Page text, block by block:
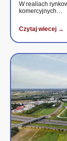
W realiach
komercyjnych…
Czytaj wiecej →